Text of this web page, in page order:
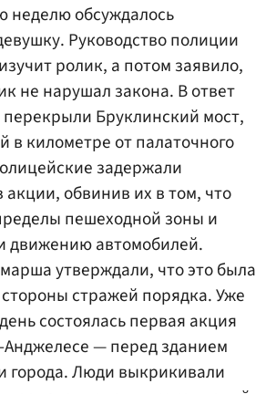
обсуждалось
Руководство полиции
ролик, а потом заявило,
не нарушал закона. В ответ
Бруклинский мост,
в километре от палаточного
задержали
акции, обвинив их в том, что
пешеходной зоны и
движению автомобилей.
утверждали, что это была
стражей порядка. Уже
состоялась первая акция
Анджелесе — перед зданием
города. Люди выкрикивали